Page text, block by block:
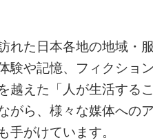
れた日本各地の地域・
験や記憶、フィクショ
越えた「人が生活する
がら、様々な媒体への
手がけています。